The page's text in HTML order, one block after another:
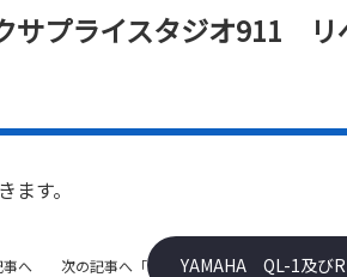
プライスタジオ911 リ
す。
事へ 次の記事へ「 YAMAHA QL-1及び